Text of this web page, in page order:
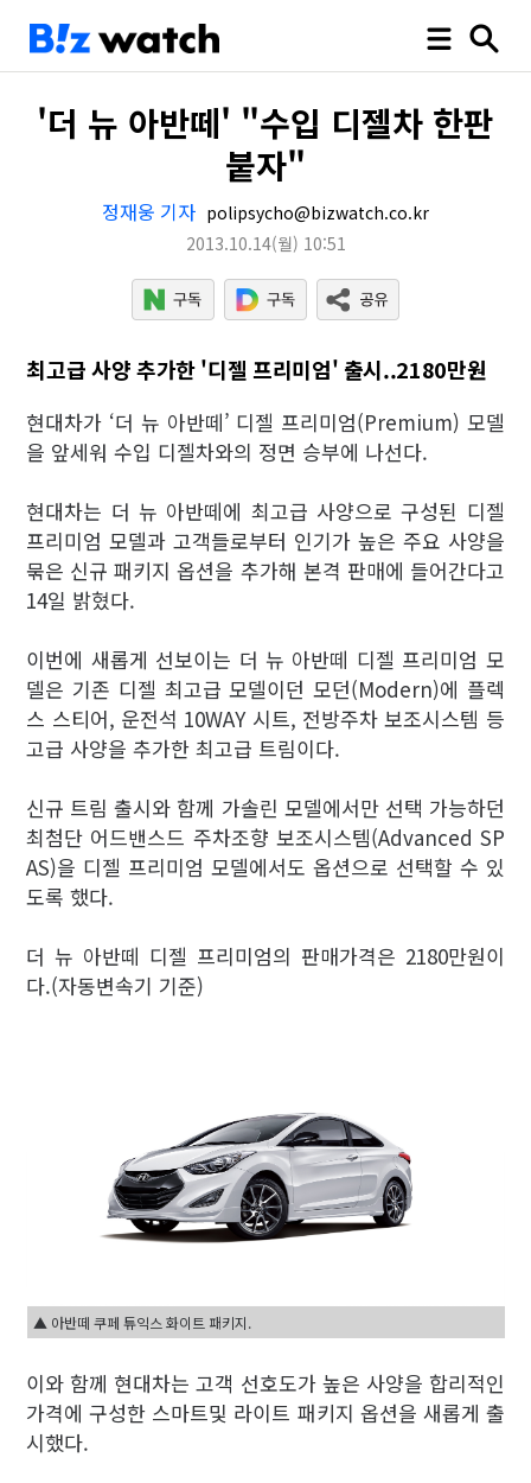
'더 뉴 아반떼' "수입 디젤차 한판
붙자"
정재웅 기자 polipsycho@bizwatch.co.kr
2013.10.14(월) 10:51
최고급 사양 추가한 '디젤 프리미엄' 출시..2180만원
현대차가 ‘더 뉴 아반떼’ 디젤 프리미엄(Premium) 모델
을 앞세워 수입 디젤차와의 정면 승부에 나선다.
현대차는 더 뉴 아반떼에 최고급 사양으로 구성된 디젤
프리미엄 모델과 고객들로부터 인기가 높은 주요 사양을
묶은 신규 패키지 옵션을 추가해 본격 판매에 들어간다고
14일 밝혔다.
이번에 새롭게 선보이는 더 뉴 아반떼 디젤 프리미엄 모
델은 기존 디젤 최고급 모델이던 모던(Modern)에 플렉
스 스티어, 운전석 10WAY 시트, 전방주차 보조시스템 등
고급 사양을 추가한 최고급 트림이다.
신규 트림 출시와 함께 가솔린 모델에서만 선택 가능하던
최첨단 어드밴스드 주차조향 보조시스템(Advanced SP
AS)을 디젤 프리미엄 모델에서도 옵션으로 선택할 수 있
도록 했다.
더 뉴 아반떼 디젤 프리미엄의 판매가격은 2180만원이
다.(자동변속기 기준)
▲ 아반떼 쿠페 튜익스 화이트 패키지.
이와 함께 현대차는 고객 선호도가 높은 사양을 합리적인
가격에 구성한 스마트및 라이트 패키지 옵션을 새롭게 출
시했다.